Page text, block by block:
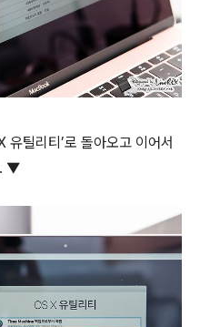
유틸리티’로 돌아오고 이어서
. ▼